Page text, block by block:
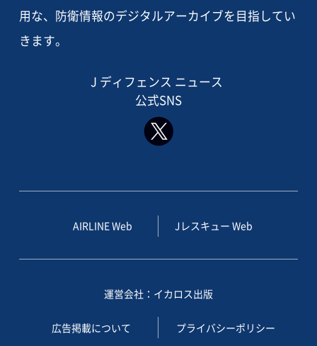
用な、防衛情報のデジタルアーカイブを目指してい
きます。
J ディフェンス ニュース
公式SNS
AIRLINE Web Jレスキュー Web
運営会社：イカロス出版
広告掲載について プライバシーポリシー